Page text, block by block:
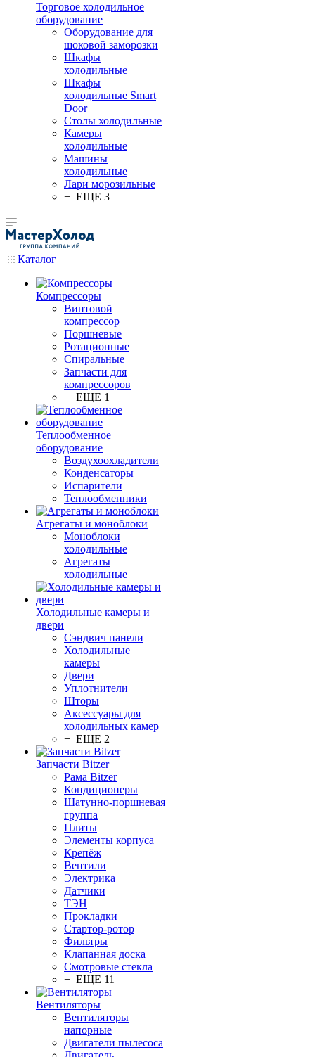
Торговое холодильное
оборудование
Оборудование для
шоковой заморозки
Шкафы
холодильные
Шкафы
холодильные Smart
Door
Столы холодильные
Камеры
холодильные
Машины
холодильные
Лари морозильные
+ ЕЩЕ 3
Каталог
Компрессоры
Винтовой
компрессор
Поршневые
Ротационные
Спиральные
Запчасти для
компрессоров
+ ЕЩЕ 1
Теплообменное
оборудование
Воздухоохладители
Конденсаторы
Испарители
Теплообменники
Агрегаты и моноблоки
Моноблоки
холодильные
Агрегаты
холодильные
Холодильные камеры и
двери
Сэндвич панели
Холодильные
камеры
Двери
Уплотнители
Шторы
Аксессуары для
холодильных камер
+ ЕЩЕ 2
Запчасти Bitzer
Рама Bitzer
Кондиционеры
Шатунно-поршневая
группа
Плиты
Элементы корпуса
Крепёж
Вентили
Электрика
Датчики
ТЭН
Прокладки
Стартор-ротор
Фильтры
Клапанная доска
Смотровые стекла
+ ЕЩЕ 11
Вентиляторы
Вентиляторы
напорные
Двигатели пылесоса